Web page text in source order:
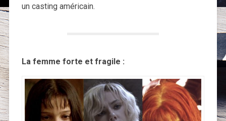
un casting américain.
La femme forte et fragile :